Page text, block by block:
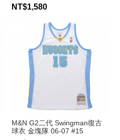
NT$1,580
M&N G2二代 Swingman復古
球衣 金塊隊 06-07 #15